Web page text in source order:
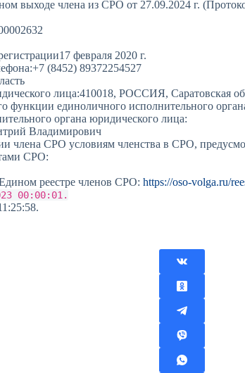
выходе члена из СРО от 27.09.2024 г.
17 февраля 2020 г.
+7 (8452) 89372254527
лица:410018, РОССИЯ, Саратовская
единоличного исполнительного
органа юридического лица:
Владимирович
члена СРО условиям членства в СРО,
СРО:
реестре членов СРО: https://oso-volga.ru/
00:00:01.